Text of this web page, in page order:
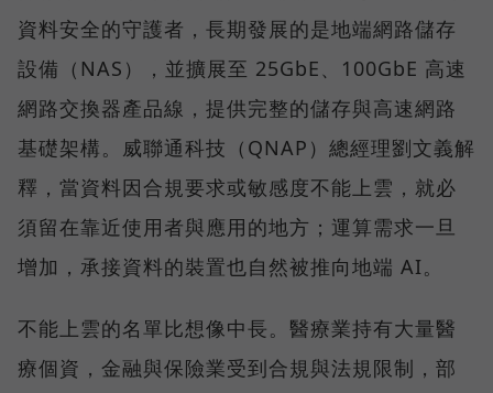
資料安全的守護者，長期發展的是地端網路儲存
設備（NAS），並擴展至 25GbE、100GbE 高速
網路交換器產品線，提供完整的儲存與高速網路
基礎架構。威聯通科技（QNAP）總經理劉文義解
釋，當資料因合規要求或敏感度不能上雲，就必
須留在靠近使用者與應用的地方；運算需求一旦
增加，承接資料的裝置也自然被推向地端 AI。
不能上雲的名單比想像中長。醫療業持有大量醫
療個資，金融與保險業受到合規與法規限制，部